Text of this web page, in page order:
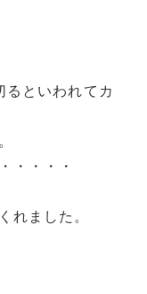
るといわれてカ
・・・・
れました。